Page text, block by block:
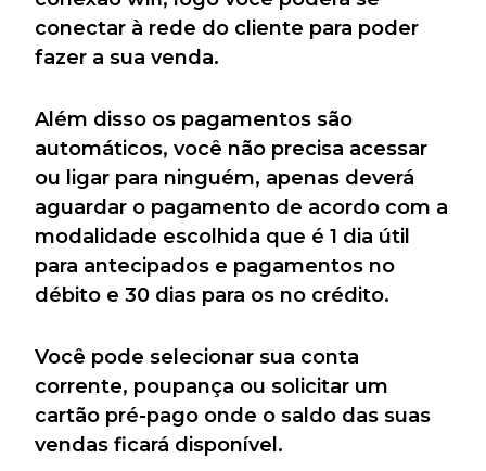
conectar à rede do cliente para poder
fazer a sua venda.
Além disso os pagamentos são
automáticos, você não precisa acessar
ou ligar para ninguém, apenas deverá
aguardar o pagamento de acordo com a
modalidade escolhida que é 1 dia útil
para antecipados e pagamentos no
débito e 30 dias para os no crédito.
Você pode selecionar sua conta
corrente, poupança ou solicitar um
cartão pré-pago onde o saldo das suas
vendas ficará disponível.